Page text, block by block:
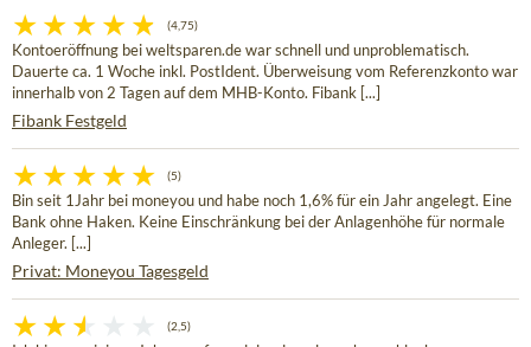
(4,75)
Kontoeröffnung bei weltsparen.de war schnell und unproblematisch.
Dauerte ca. 1 Woche inkl. PostIdent. Überweisung vom Referenzkonto war
innerhalb von 2 Tagen auf dem MHB-Konto. Fibank [...]
Fibank Festgeld
(5)
Bin seit 1Jahr bei moneyou und habe noch 1,6% für ein Jahr angelegt. Eine
Bank ohne Haken. Keine Einschränkung bei der Anlagenhöhe für normale
Anleger. [...]
Privat: Moneyou Tagesgeld
(2,5)